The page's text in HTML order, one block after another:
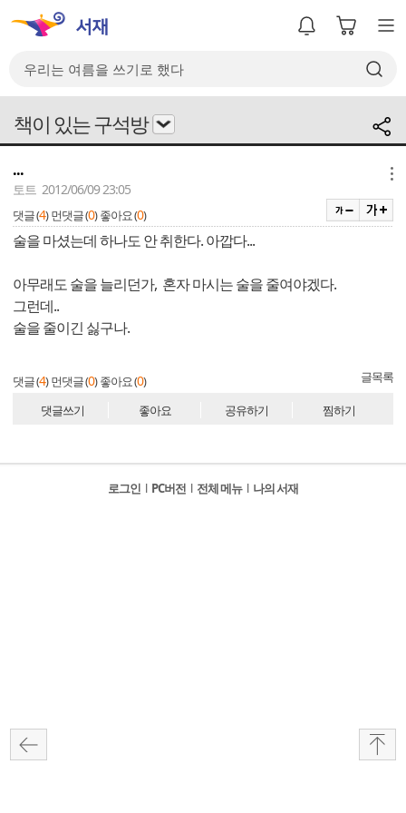
책이 있는 구석방
...
토트 2012/06/09 23:05
댓글 (4) 먼댓글 (0) 좋아요 (0)
술을 마셨는데 하나도 안 취한다. 아깝다...
아무래도 술을 늘리던가, 혼자 마시는 술을 줄여야겠다.
그런데..
술을 줄이긴 싫구나.
댓글 (4) 먼댓글 (0) 좋아요 (0) 글목록
댓글쓰기 좋아요 공유하기 찜하기
로그인 l PC버전 l 전체 메뉴 l 나의 서재